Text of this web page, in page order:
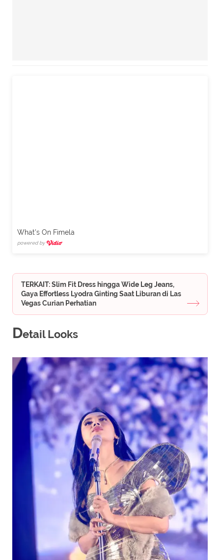
What's On Fimela
powered by
TERKAIT: Slim Fit Dress hingga Wide Leg Jeans,
Gaya Effortless Lyodra Ginting Saat Liburan di Las
Vegas Curian Perhatian
Detail Looks